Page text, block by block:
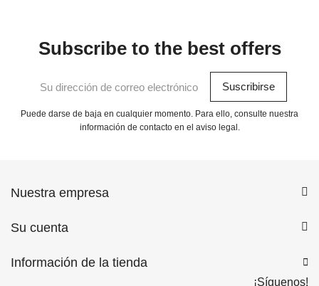
Subscribe to the best offers
Puede darse de baja en cualquier momento. Para ello, consulte nuestra
información de contacto en el aviso legal.
Nuestra empresa
Su cuenta
Información de la tienda
¡Síguenos!